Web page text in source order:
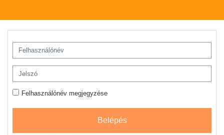
Felhasználónév megjegyzése
Belépés